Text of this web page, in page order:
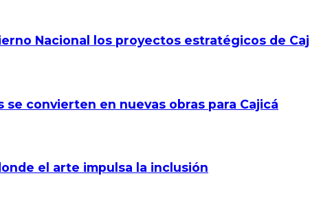
Nacional los proyectos estratégicos de
convierten en nuevas obras para Cajicá
el arte impulsa la inclusión